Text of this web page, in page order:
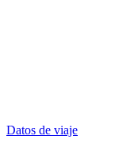
Datos de viaje